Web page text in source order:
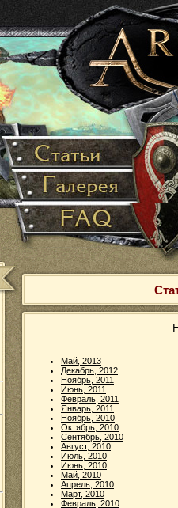
Май, 2013
Декабрь, 2012
Ноябрь, 2011
Июнь, 2011
Февраль, 2011
Январь, 2011
Ноябрь, 2010
Октябрь, 2010
Сентябрь, 2010
Август, 2010
Июль, 2010
Июнь, 2010
Май, 2010
Апрель, 2010
Март, 2010
Февраль, 2010